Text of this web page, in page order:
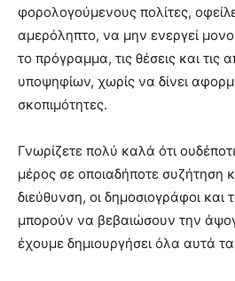
φορολογούμενους πολίτες,
αμερόληπτο, να μην ενεργεί
το πρόγραμμα, τις θέσεις και τις
υποψηφίων, χωρίς να δίνει
σκοπιμότητες.
Γνωρίζετε πολύ καλά ότι
μέρος σε οποιαδήποτε συζήτηση
διεύθυνση, οι δημοσιογράφοι και
μπορούν να βεβαιώσουν την
έχουμε δημιουργήσει όλα αυτά